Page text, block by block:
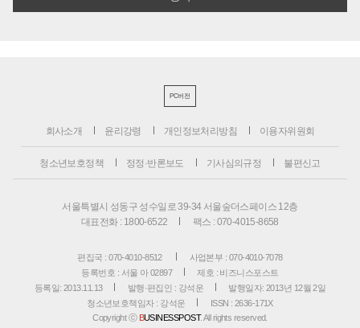
PC버전
회사소개 윤리강령 개인정보처리방침 이용자위원회
청소년보호정책 정정·반론보도 기사심의규정 불편신고
서울특별시 성동구 성수일로 39-34 서울숲더스페이스 12층
대표전화 : 1800-6522
팩스 : 070-4015-8658
편집국 : 070-4010-8512
사업본부 : 070-4010-7078
등록번호 : 서울 아 02897
제호 : 비즈니스포스트
등록일: 2013.11.13
발행·편집인 : 강석운
발행일자: 2013년 12월 2일
청소년보호책임자 : 강석운
ISSN : 2636-171X
Copyright ⓒ BUSINESSPOST. All rights reserved.